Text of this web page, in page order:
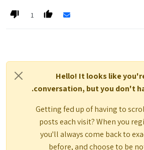
1
Hello! It looks like
conversation, but you don't
Getting fed up of having to
posts each visit? When you
you'll always come back to
before, and choose to be